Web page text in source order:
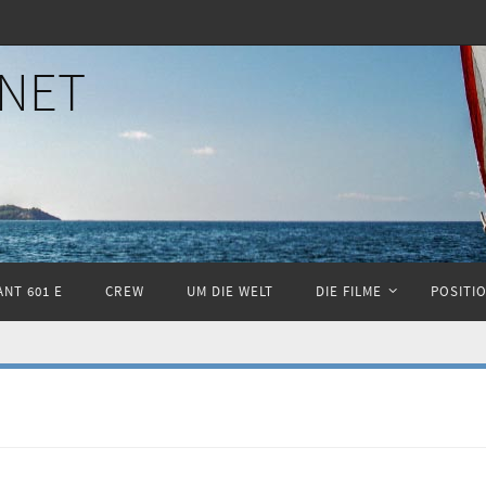
601 E CREW UM DIE WELT DIE FILME